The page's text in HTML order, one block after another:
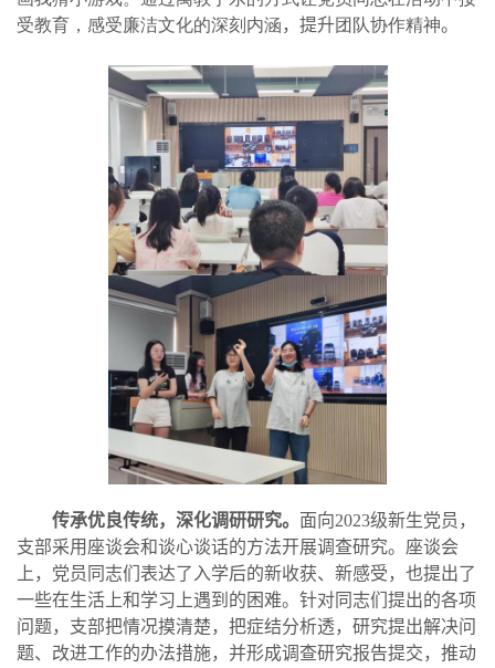
受教育，感受廉洁文化的深刻内涵 ， 提升团队协作精神。
传承优良传统，深化调研研究。 面向2023级新生党员 ，
支部采用座谈会和谈心谈话的方法开展调查研究。座谈会
上，党员 同志们 表达了入学后的新收获、新感受，也提出了
一些在生活上和学习上遇到的困难。 针对同志们提出的各项
问题， 支部把情况摸清楚，把症结分析透，研究提出解决问
题、改进工作的办法措施，并形成调查研究报告提交，推动